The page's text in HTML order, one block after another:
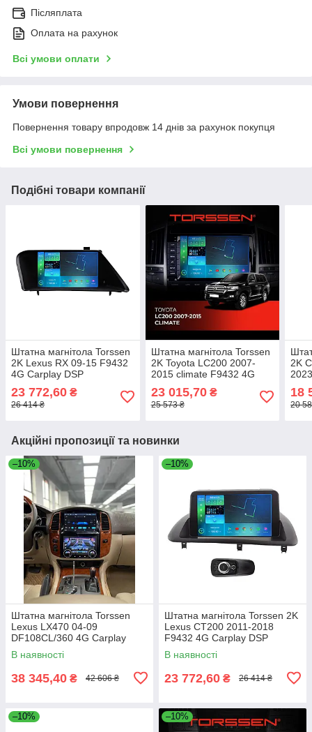
Післяплата
Оплата на рахунок
Всі умови оплати
Умови повернення
Повернення товару впродовж 14 днів за рахунок покупця
Всі умови повернення
Подібні товари компанії
Штатна магнітола Torssen
2K Lexus RX 09-15 F9432
4G Carplay DSP
23 772,60 ₴
26 414 ₴
Штатна магнітола Torssen
2K Toyota LC200 2007-
2015 climate F9432 4G
23 015,70₴
25 573 ₴
2K
18
20
Акційні пропозиції та новинки
–10%
Штатна магнітола Torssen
Lexus LX470 04-09
DF108CL/360 4G Carplay
В наявності
38 345,40 ₴ 42 606 ₴
–10%
Штатна магнітола Torssen 2K
Lexus CT200 2011-2018
F9432 4G Carplay DSP
В наявності
23 772,60 ₴ 26 414 ₴
–10% –10%